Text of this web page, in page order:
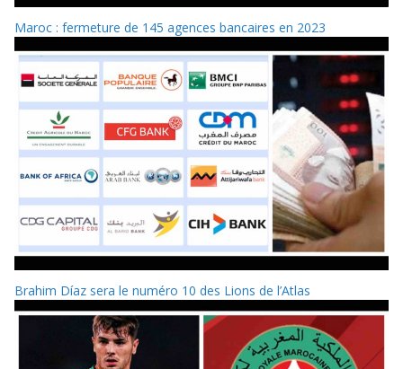
Maroc : fermeture de 145 agences bancaires en 2023
Brahim Díaz sera le numéro 10 des Lions de l’Atlas